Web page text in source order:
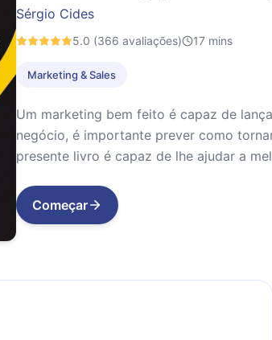
Sérgio Cides
5.0 (366 avaliações) 17 mins
Marketing & Sales
Um marketing bem feito é capaz de
negócio, é importante prever como
presente livro é capaz de lhe ajudar a
Começar